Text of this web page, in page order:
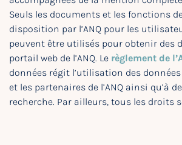
Seuls les documents et les fonctions
disposition par l’ANQ pour les
peuvent être utilisés pour obtenir des
portail web de l’ANQ. Le règlement de
données régit l’utilisation des
et les partenaires de l’ANQ ainsi qu’à
recherche. Par ailleurs, tous les droits